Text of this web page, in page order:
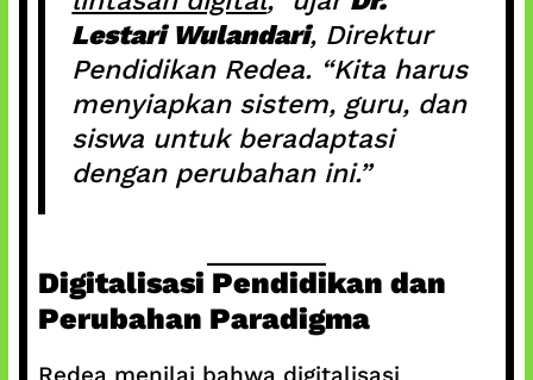
Lestari Wulandari, Direktur
Pendidikan Redea. “Kita harus
menyiapkan sistem, guru, dan
siswa untuk beradaptasi
dengan perubahan ini.”
Digitalisasi Pendidikan dan
Perubahan Paradigma
Redea menilai bahwa digitalisasi